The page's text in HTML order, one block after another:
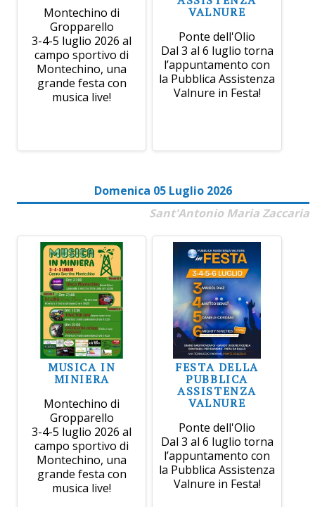
Montechino di
Gropparello
3-4-5 luglio 2026 al
campo sportivo di
Montechino, una
grande festa con
musica live!
VALNURE
Ponte dell'Olio
Dal 3 al 6 luglio torna
l’appuntamento con
la Pubblica Assistenza
Valnure in Festa!
Domenica 05 Luglio 2026
Sant'Antonio Maria Zaccaria
MUSICA IN
MINIERA
Montechino di
Gropparello
3-4-5 luglio 2026 al
campo sportivo di
Montechino, una
grande festa con
musica live!
FESTA DELLA
PUBBLICA
ASSISTENZA
VALNURE
Ponte dell'Olio
Dal 3 al 6 luglio torna
l’appuntamento con
la Pubblica Assistenza
Valnure in Festa!